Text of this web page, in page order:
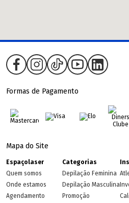
Formas de Pagamento
Mapa do Site
Espaçolaser
Quem somos
Onde estamos
Agendamento
Categorias
Depilação Feminina
Depilação Masculina
Promoção